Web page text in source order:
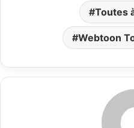
Toutes
Webtoon